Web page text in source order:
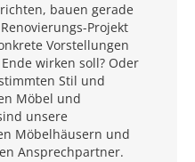
bauen gerade
Projekt
Vorstellungen
wirken soll? Oder
Stil und
Möbel und
unsere
Möbelhäusern und
Ansprechpartner.